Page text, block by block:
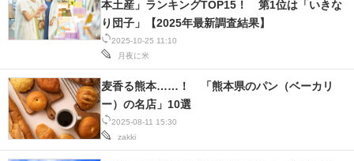
2025-10-25 11:10
月夜に米
本土産」ランキングTOP15！ 第1位は「いきな
り団子」【2025年最新調査結果】
2025-08-11 15:30
zakki
麦香る熊本……！ 「熊本県のパン（ベーカリ
ー）の名店」10選